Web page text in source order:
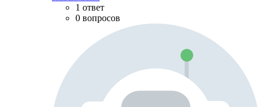
1 ответ
0 вопросов